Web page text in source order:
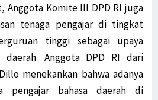
Anggota Komite III DPD RI juga
tenaga pengajar di tingkat
tinggi sebagai upaya
daerah. Anggota DPD RI dari
menekankan bahwa adanya
pengajar bahasa daerah di